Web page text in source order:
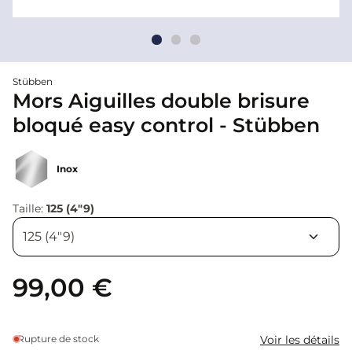
Stübben
Mors Aiguilles double brisure
bloqué easy control - Stübben
Inox
Taille: 125 (4"9)
99,00 €
Rupture de stock Voir les détails